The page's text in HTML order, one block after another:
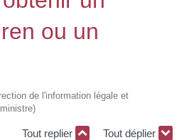
ou un
de l'information légale et
Tout replier Tout déplier